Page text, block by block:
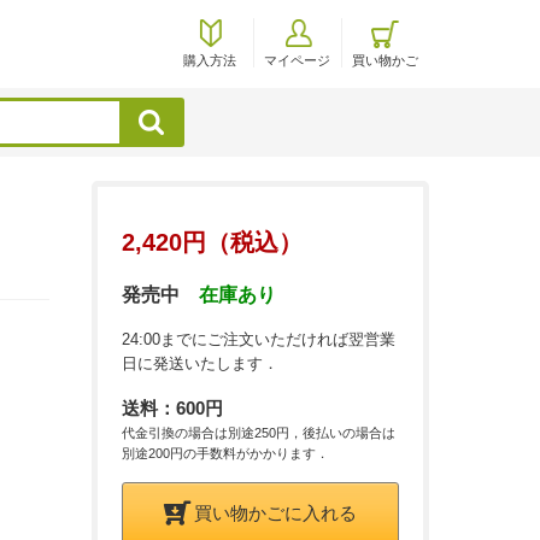
購入方法 マイページ 買い物かご
検索
2,420円（税込）
発売中 在庫あり
24:00までにご注文いただければ翌営業
日に発送いたします．
送料：600円
代金引換の場合は別途250円，後払いの場合は
別途200円の手数料がかかります．
買い物かごに入れる